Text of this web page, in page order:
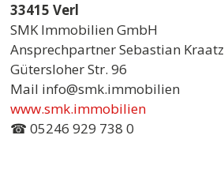
33415 Verl
SMK Immobilien GmbH
Ansprechpartner Sebastian Kraatz
Gütersloher Str. 96
Mail info@smk.immobilien
www.smk.immobilien
☎ 05246 929 738 0